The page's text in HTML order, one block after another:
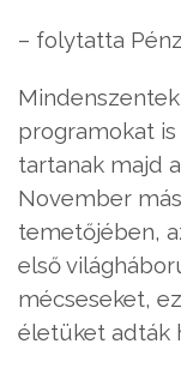
– folytatta
programokat
tartanak majd
November
temetőjében,
első
mécseseket,
életüket adták